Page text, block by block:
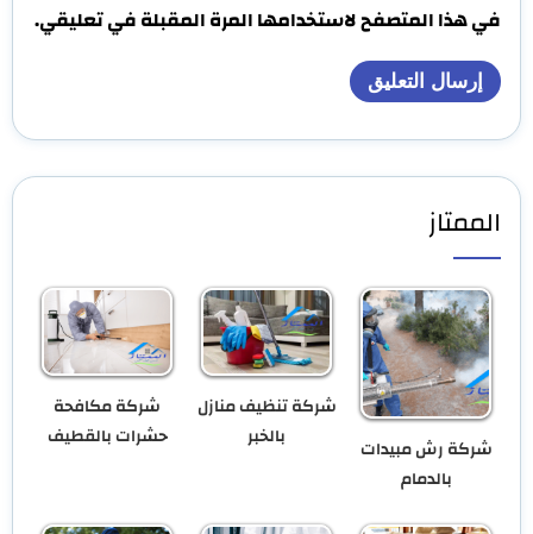
في هذا المتصفح لاستخدامها المرة المقبلة في تعليقي.
الممتاز
شركة رش مبيدات
بالدمام
شركة تنظيف منازل
بالخبر
شركة مكافحة
حشرات بالقطيف